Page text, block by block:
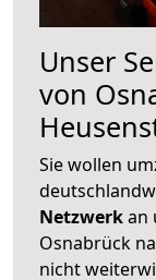
Unser
von
Sie wollen
Netzwerkan
Osnabrück
nicht